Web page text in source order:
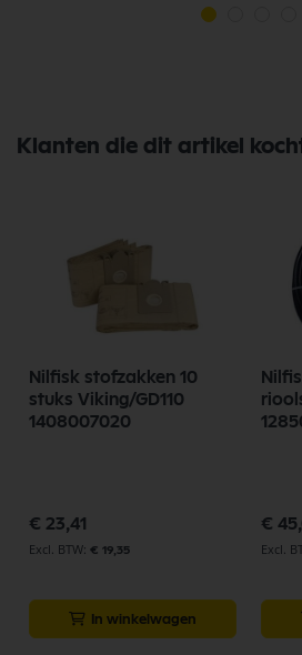
Klanten die dit artikel
Nilfisk stofzakken 10
stuks Viking/GD110
1408007020
€ 23,41
€ 19,35
In winkelwagen
€